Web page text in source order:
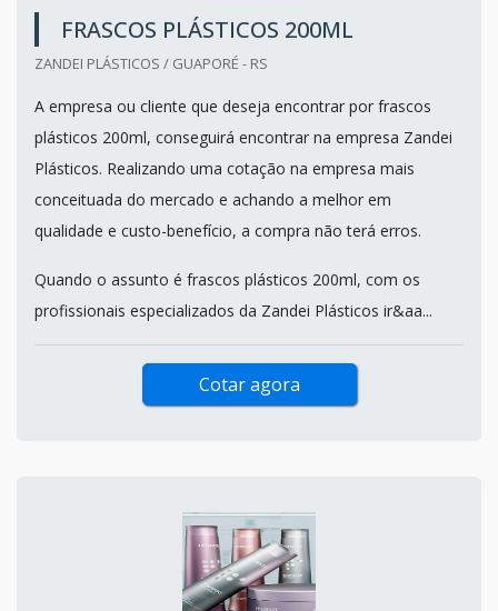
FRASCOS PLÁSTICOS 200ML
ZANDEI PLÁSTICOS / GUAPORÉ - RS
A empresa ou cliente que deseja encontrar por frascos
plásticos 200ml, conseguirá encontrar na empresa Zandei
Plásticos. Realizando uma cotação na empresa mais
conceituada do mercado e achando a melhor em
qualidade e custo-benefício, a compra não terá erros.
Quando o assunto é frascos plásticos 200ml, com os
profissionais especializados da Zandei Plásticos ir&aa...
Cotar agora